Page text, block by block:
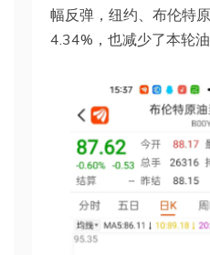
幅反弹，纽约、布伦特
4.34%，也减少了本轮油